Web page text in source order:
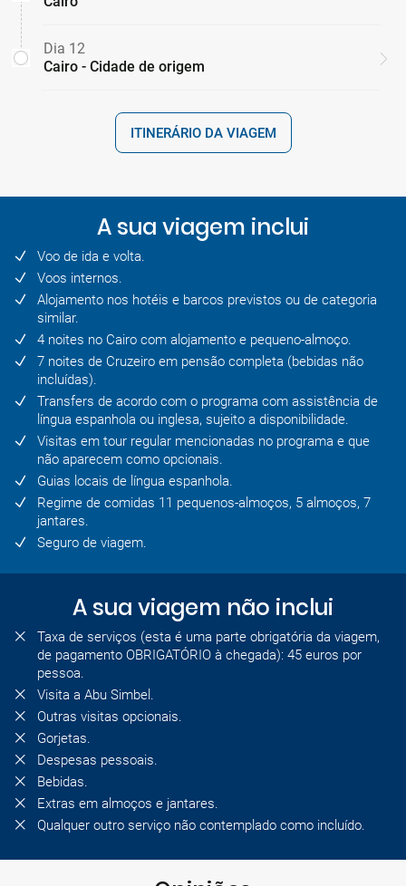
Dia 12
Cairo - Cidade de origem
ITINERÁRIO DA VIAGEM
A sua viagem inclui
Voo de ida e volta.
Voos internos.
Alojamento nos hotéis e barcos previstos ou de categoria
similar.
4 noites no Cairo com alojamento e pequeno-almoço.
7 noites de Cruzeiro em pensão completa (bebidas não
incluídas).
Transfers de acordo com o programa com assistência de
língua espanhola ou inglesa, sujeito a disponibilidade.
Visitas em tour regular mencionadas no programa e que
não aparecem como opcionais.
Guias locais de língua espanhola.
Regime de comidas 11 pequenos-almoços, 5 almoços, 7
jantares.
Seguro de viagem.
A sua viagem não inclui
Taxa de serviços (esta é uma parte obrigatória da viagem,
de pagamento OBRIGATÓRIO à chegada): 45 euros por
pessoa.
Visita a Abu Simbel.
Outras visitas opcionais.
Gorjetas.
Despesas pessoais.
Bebidas.
Extras em almoços e jantares.
Qualquer outro serviço não contemplado como incluído.